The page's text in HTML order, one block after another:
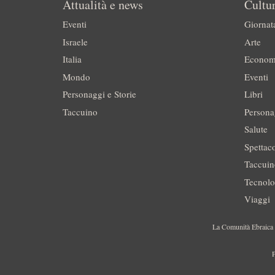
Attualità e news
Eventi
Israele
Italia
Mondo
Personaggi e Storie
Taccuino
Arte
Eventi
Libri
Salute
Viaggi
La Comunità